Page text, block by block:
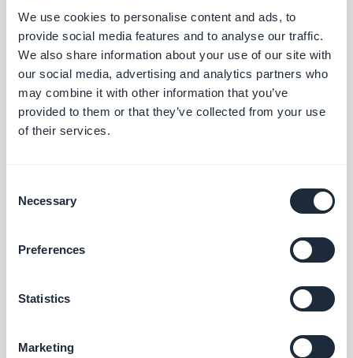
We use cookies to personalise content and ads, to
provide social media features and to analyse our traffic.
We also share information about your use of our site with
our social media, advertising and analytics partners who
may combine it with other information that you’ve
provided to them or that they’ve collected from your use
of their services.
Selection
Necessary
Preferences
Statistics
Marketing
clientes. Los clientes habituales podrán comprar
sus productos favoritos, en su tienda favorita,
desde su celular ... ¡y recoger sus compras en el
momento adecuado!